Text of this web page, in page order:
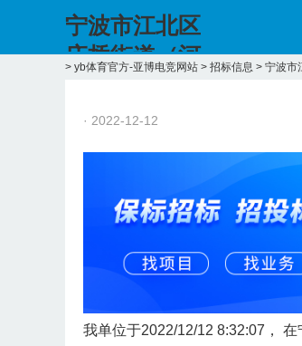
宁波市江北区
庄桥街道（河
街）小城镇通
线迁改工程-yb
体育官方
> yb体育官方-亚博电竞网站 > 招标信息 > 宁波市
· 2022-12-12
我单位于2022/12/12 8:32:07，